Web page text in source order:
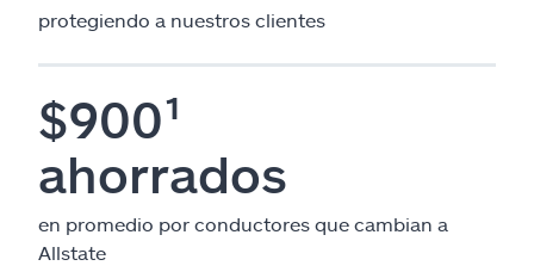
protegiendo a nuestros clientes
$900¹
ahorrados
en promedio por conductores que cambian a
Allstate